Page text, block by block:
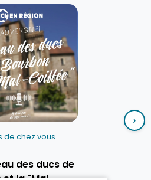
de chez vous
des ducs de
›